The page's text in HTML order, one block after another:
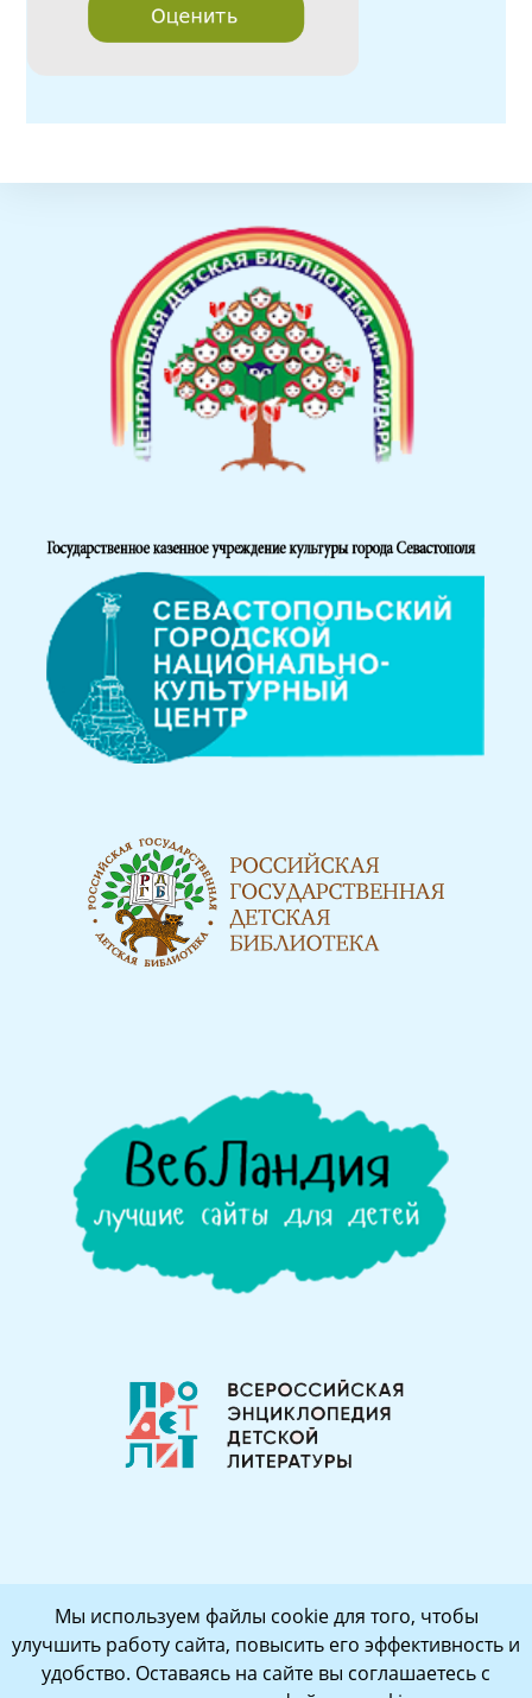
Мы используем файлы cookie для того, чтобы
улучшить работу сайта, повысить его эффективность и
удобство. Оставаясь на сайте вы соглашаетесь с